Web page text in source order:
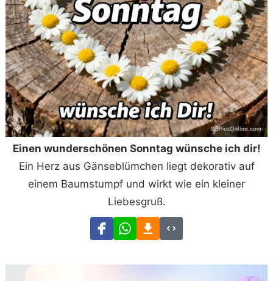
Einen wunderschönen Sonntag wünsche ich dir!
Ein Herz aus Gänseblümchen liegt dekorativ auf
einem Baumstumpf und wirkt wie ein kleiner
Liebesgruß.